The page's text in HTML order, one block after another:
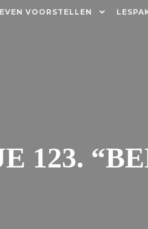
EVEN VOORSTELLEN
123.